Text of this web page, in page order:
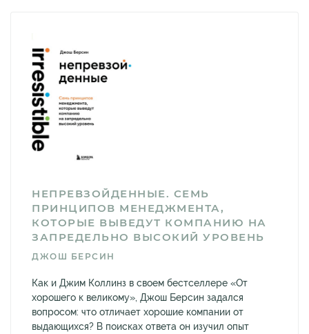
НЕПРЕВЗОЙДЕННЫЕ. СЕМЬ
ПРИНЦИПОВ МЕНЕДЖМЕНТА,
КОТОРЫЕ ВЫВЕДУТ КОМПАНИЮ НА
ЗАПРЕДЕЛЬНО ВЫСОКИЙ УРОВЕНЬ
ДЖОШ БЕРСИН
Как и Джим Коллинз в своем бестселлере «От
хорошего к великому», Джош Берсин задался
вопросом: что отличает хорошие компании от
выдающихся? В поисках ответа он изучил опыт